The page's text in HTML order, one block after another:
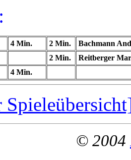
4 Min. 2 Min.
Bachmann
2 Min.
Reitberger
4 Min.
© 2004